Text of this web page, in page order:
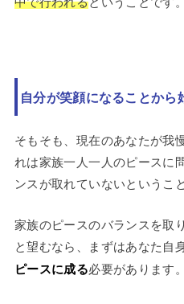
自分が笑顔になることから
そもそも、現在のあなたが我
れは家族一人一人のピースに
ンスが取れていないというこ
家族のピースのバランスを取
と望むなら、まずはあなた自
ピースに成る必要があります。